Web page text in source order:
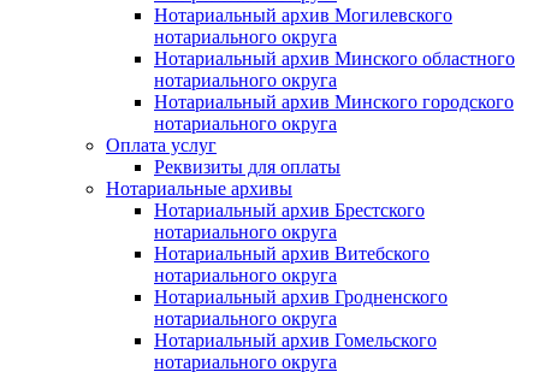
Нотариальный архив Могилевского
нотариального округа
Нотариальный архив Минского областного
нотариального округа
Нотариальный архив Минского городского
нотариального округа
Оплата услуг
Реквизиты для оплаты
Нотариальные архивы
Нотариальный архив Брестского
нотариального округа
Нотариальный архив Витебского
нотариального округа
Нотариальный архив Гродненского
нотариального округа
Нотариальный архив Гомельского
нотариального округа